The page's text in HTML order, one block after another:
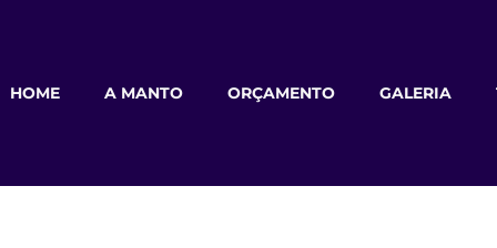
HOME A MANTO ORÇAMENTO GALERIA